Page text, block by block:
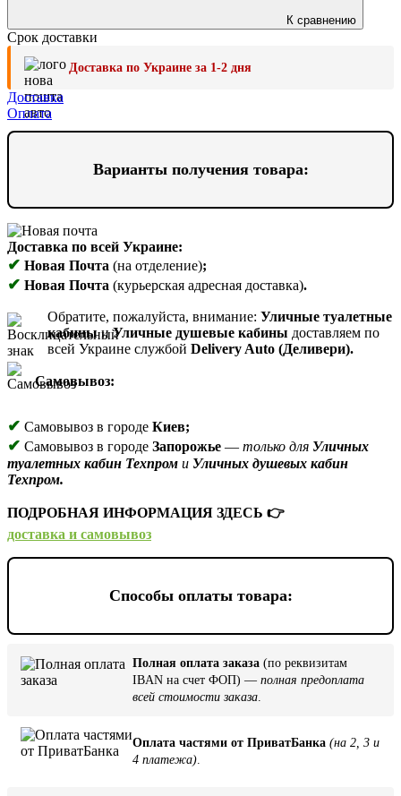
К сравнению
Срок доставки
Доставка по Украине за 1-2 дня
Доставка
Оплата
Варианты получения товара:
Доставка по всей Украине:
✔ Новая Почта (на отделение);
✔ Новая Почта (курьерская адресная доставка).
Обратите, пожалуйста, внимание: Уличные туалетные
кабиныиУличные душевые кабины доставляем по
всей Украине службой Delivery Auto (Деливери).
Самовывоз:
✔ Самовывоз в городе Киев;
✔ Самовывоз в городе Запорожье — только для Уличных
туалетных кабин Техпром и Уличных душевых кабин
Техпром.
ПОДРОБНАЯ ИНФОРМАЦИЯ ЗДЕСЬ 👉
доставка и самовывоз
Способы оплаты товара:
Полная оплата заказа (по реквизитам
IBAN на счет ФОП) — полная предоплата
всей стоимости заказа
Оплата частями от ПриватБанка (на 2, 3 и
4 платежа).